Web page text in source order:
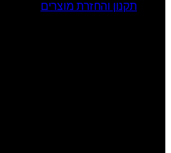
תקנון והחזרת מוצרים